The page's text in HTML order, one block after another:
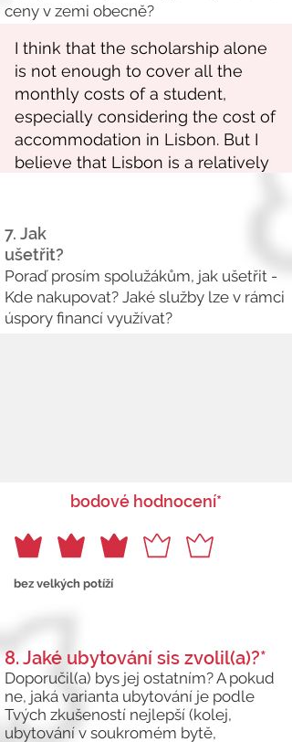
ceny v zemi obecně?
7. Jak
ušetřit?
Poraď prosím spolužákům, jak ušetřit -
Kde nakupovat? Jaké služby lze v rámci
úspory financí využívat?
bodové hodnocení*
bez velkých potíží
8. Jaké ubytování sis zvolil(a)?*
Doporučil(a) bys jej ostatním? A pokud
ne, jaká varianta ubytování je podle
Tvých zkušeností nejlepší (kolej,
ubytování v soukromém bytě,